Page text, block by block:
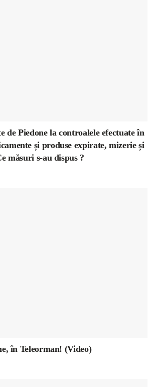
de Piedone la controalele efectuate în
și produse expirate, mizerie și
măsuri s-au dispus ?
în Teleorman! (Video)